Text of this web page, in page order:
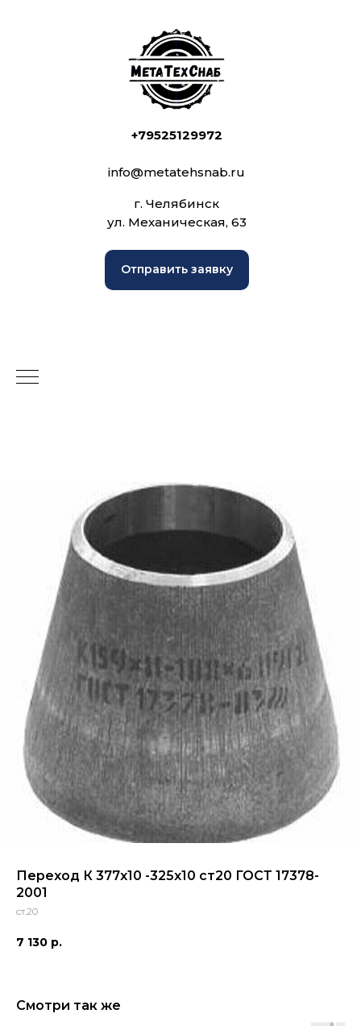
+79525129972
info@metatehsnab.ru
г. Челябинск
ул. Механическая, 63
Отправить заявку
Переход К 377х10 -325х10 ст20 ГОСТ 17378-
2001
ст.20
7 130 р.
Смотри так же